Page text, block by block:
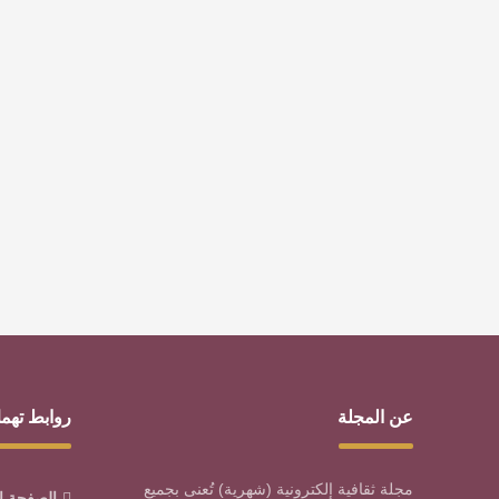
عن المجلة
مجلة ثقافية إلكترونية (شهرية) تُعنى بجميع
روابط